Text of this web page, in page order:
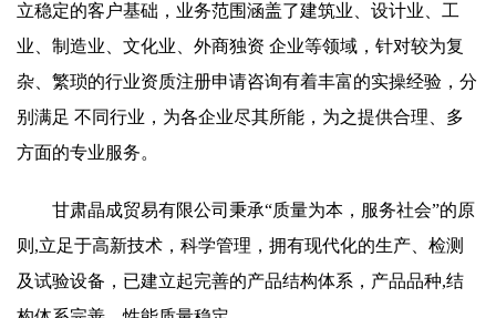
立稳定的客户基础，业务范围涵盖了建筑业、设计业、工
业、制造业、文化业、外商独资 企业等领域，针对较为复
杂、繁琐的行业资质注册申请咨询有着丰富的实操经验，分
别满足 不同行业，为各企业尽其所能，为之提供合理、多
方面的专业服务。
甘肃晶成贸易有限公司秉承“质量为本，服务社会”的原
则,立足于高新技术，科学管理，拥有现代化的生产、检测
及试验设备，已建立起完善的产品结构体系，产品品种,结